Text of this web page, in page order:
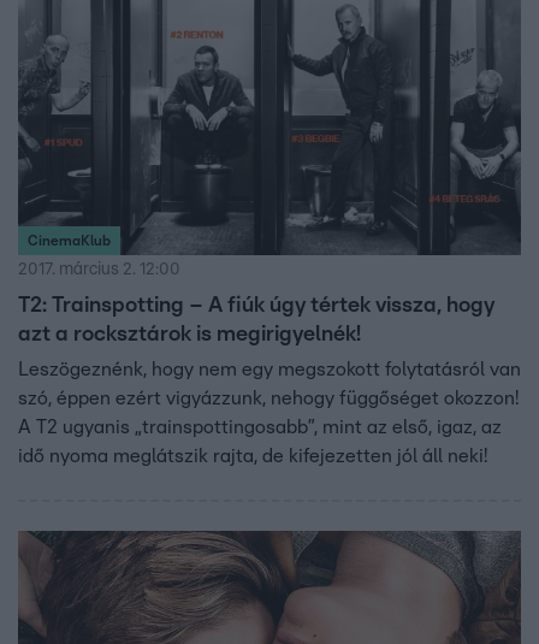
CinemaKlub
2017. március 2. 12:00
T2: Trainspotting – A fiúk úgy tértek vissza, hogy
azt a rocksztárok is megirigyelnék!
Leszögeznénk, hogy nem egy megszokott folytatásról van
szó, éppen ezért vigyázzunk, nehogy függőséget okozzon!
A T2 ugyanis „trainspottingosabb”, mint az első, igaz, az
idő nyoma meglátszik rajta, de kifejezetten jól áll neki!